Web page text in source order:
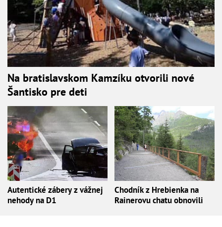
Na bratislavskom Kamzíku otvorili nové
Šantisko pre deti
Autentické zábery z vážnej
nehody na D1
Chodník z Hrebienka na
Rainerovu chatu obnovili